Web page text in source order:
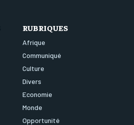
RUBRIQUES
Afrique
Communiqué
Culture
Divers
Economie
Monde
Opportunité